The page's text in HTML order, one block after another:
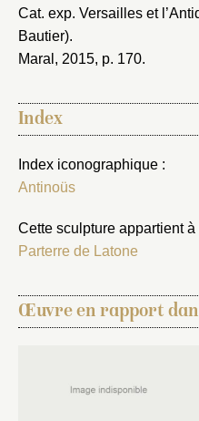
Cat. exp. Versailles et
Bautier).
Maral, 2015, p. 170.
Index
Index iconographique :
Antinoüs
Cette sculpture appartient à
Parterre de Latone
Œuvre en rapport